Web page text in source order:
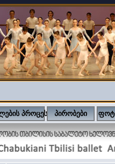
პროცესი პირობები